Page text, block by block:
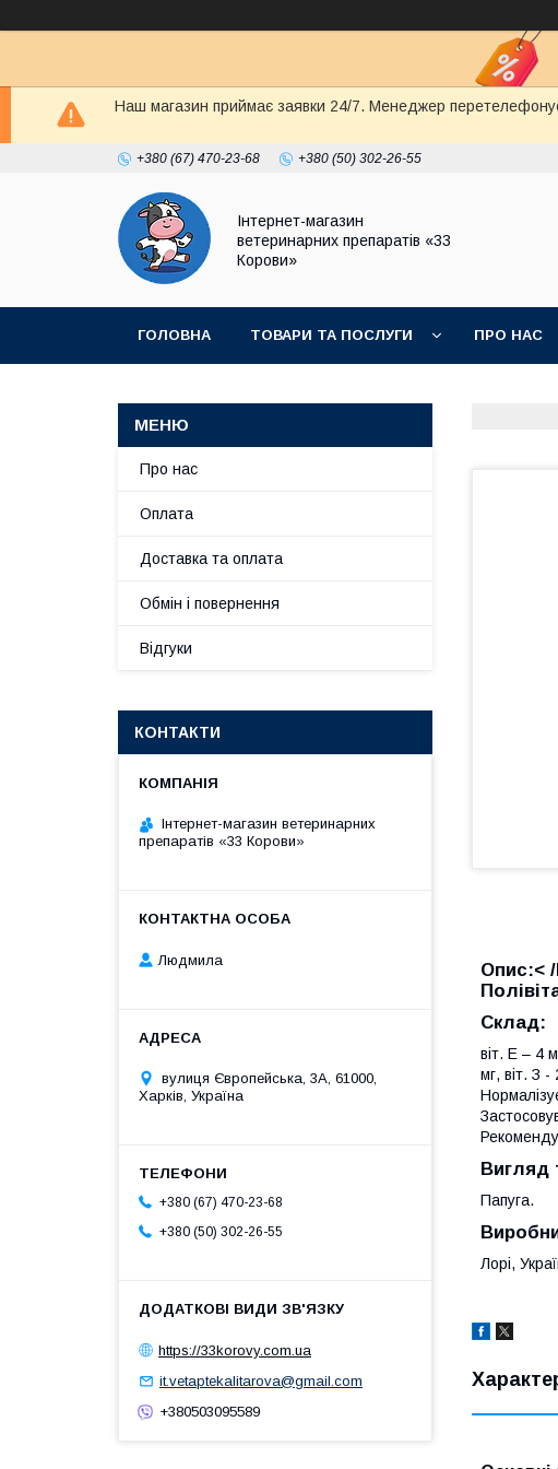
Наш магазин приймає заявки 24/7. Менеджер перетелефонує
+380 (67) 470-23-68 +380 (50) 302-26-55
Інтернет-магазин
ветеринарних препаратів «33
Корови»
ГОЛОВНА ТОВАРИ ТА ПОСЛУГИ ПРО НАС
Опис:< /
Склад:
віт. Е – 4
мг, віт. З -
Вигляд
Папуга.
Лорі,
Про нас
Оплата
Доставка та оплата
Обмін і повернення
Відгуки
КОНТАКТИ
Інтернет-магазин ветеринарних
препаратів «33 Корови»
Людмила
вулиця Європейська, 3А, 61000,
Харків, Україна
+380 (67) 470-23-68
+380 (50) 302-26-55
https://33korovy.com.ua
it.vetaptekalitarova@gmail.com
+380503095589